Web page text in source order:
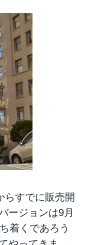
らすでに販売開
ージョンは9月
着くであろう